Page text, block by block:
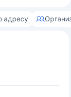
адресу